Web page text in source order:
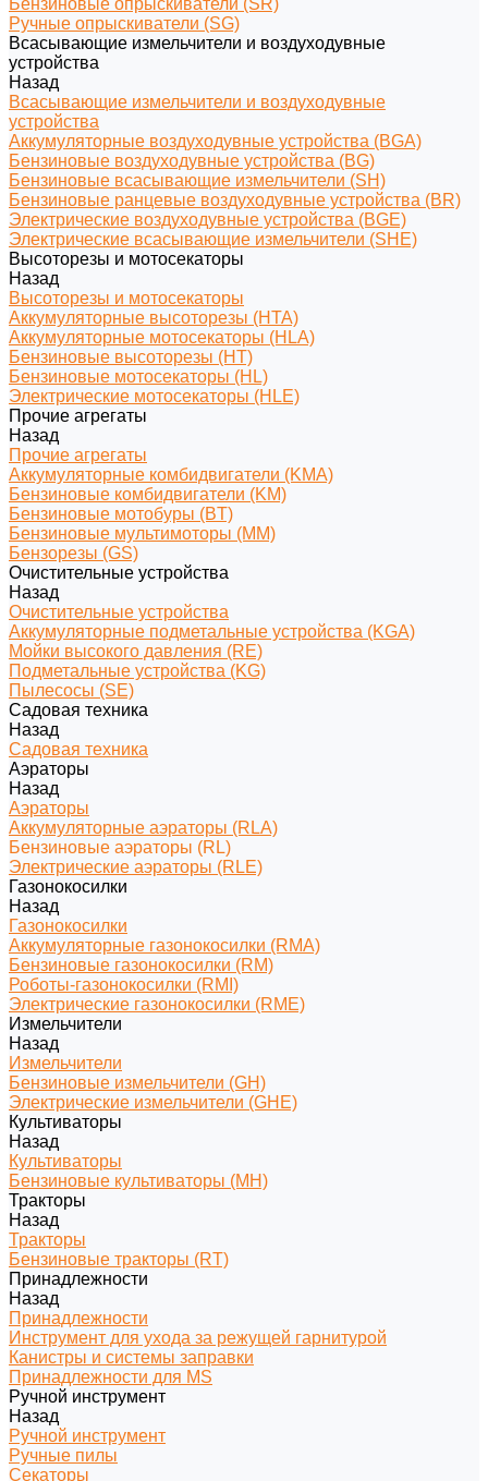
Бензиновые опрыскиватели (SR)
Ручные опрыскиватели (SG)
Всасывающие измельчители и воздуходувные
устройства
Назад
Всасывающие измельчители и воздуходувные
устройства
Аккумуляторные воздуходувные устройства (BGA)
Бензиновые воздуходувные устройства (BG)
Бензиновые всасывающие измельчители (SH)
Бензиновые ранцевые воздуходувные устройства (BR)
Электрические воздуходувные устройства (BGE)
Электрические всасывающие измельчители (SHE)
Высоторезы и мотосекаторы
Назад
Высоторезы и мотосекаторы
Аккумуляторные высоторезы (HTA)
Аккумуляторные мотосекаторы (HLA)
Бензиновые высоторезы (HT)
Бензиновые мотосекаторы (HL)
Электрические мотосекаторы (HLE)
Прочие агрегаты
Назад
Прочие агрегаты
Аккумуляторные комбидвигатели (KMA)
Бензиновые комбидвигатели (KM)
Бензиновые мотобуры (BT)
Бензиновые мультимоторы (MM)
Бензорезы (GS)
Очистительные устройства
Назад
Очистительные устройства
Аккумуляторные подметальные устройства (KGA)
Мойки высокого давления (RE)
Подметальные устройства (KG)
Пылесосы (SE)
Садовая техника
Назад
Садовая техника
Аэраторы
Назад
Аэраторы
Аккумуляторные аэраторы (RLA)
Бензиновые аэраторы (RL)
Электрические аэраторы (RLE)
Газонокосилки
Назад
Газонокосилки
Аккумуляторные газонокосилки (RMA)
Бензиновые газонокосилки (RM)
Роботы-газонокосилки (RMI)
Электрические газонокосилки (RME)
Измельчители
Назад
Измельчители
Бензиновые измельчители (GH)
Электрические измельчители (GHE)
Культиваторы
Назад
Культиваторы
Бензиновые культиваторы (MH)
Тракторы
Назад
Тракторы
Бензиновые тракторы (RT)
Принадлежности
Назад
Принадлежности
Инструмент для ухода за режущей гарнитурой
Канистры и системы заправки
Принадлежности для MS
Ручной инструмент
Назад
Ручной инструмент
Ручные пилы
Секаторы